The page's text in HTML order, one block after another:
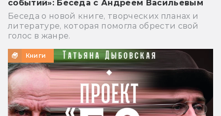
событий»: Беседа с Андреем Васильевым
Беседа о новой книге, творческих планах и
литературе, которая помогла обрести свой
голос в жанре.
Книги